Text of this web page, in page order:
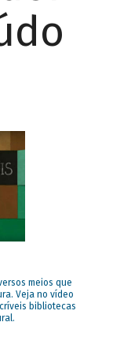
meios que
Veja no vídeo
bibliotecas